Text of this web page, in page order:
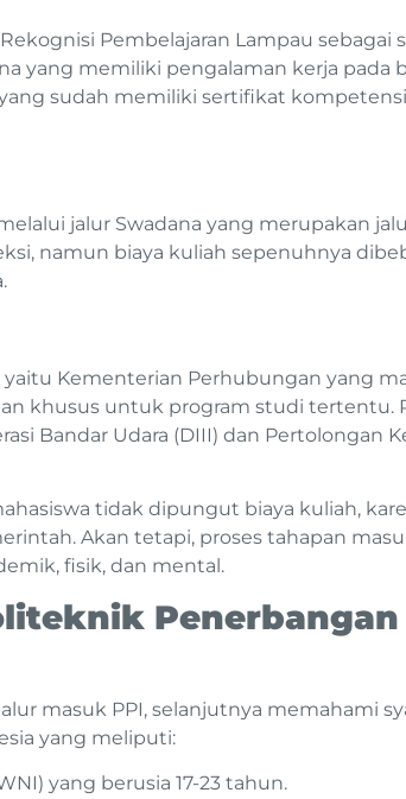
Pembelajaran Lampau sebagai
yang memiliki pengalaman kerja pada
sudah memiliki sertifikat
jalur Swadana yang merupakan
namun biaya kuliah sepenuhnya
yaitu Kementerian Perhubungan yang
khusus untuk program studi tertentu.
Bandar Udara (DIII) dan Pertolongan
tidak dipungut biaya kuliah,
Akan tetapi, proses tahapan
fisik, dan mental.
Penerbangan
masuk PPI, selanjutnya memahami
yang meliputi:
yang berusia 17-23 tahun.